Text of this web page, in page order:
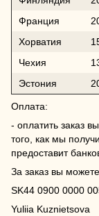
Франция
Хорватия
Чехия
Эстония
Оплата:
- оплатить заказ
того, как мы
предоставит
За заказ вы
SK44 0900 0000
Yuliia Kuznietsova